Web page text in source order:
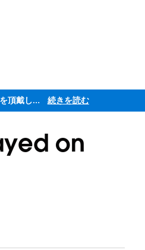
ただいま大変多くのお問い合わせをいただいており、ご連絡までにお時間を頂戴しております 続きを読む
on